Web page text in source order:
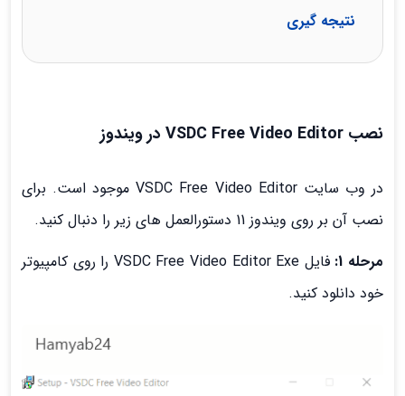
نتیجه گیری
نصب VSDC Free Video Editor در ویندوز
در وب سایت VSDC Free Video Editor موجود است. برای
نصب آن بر روی ویندوز 11 دستورالعمل های زیر را دنبال کنید.
مرحله 1:
فایل VSDC Free Video Editor Exe را روی کامپیوتر
خود دانلود کنید.